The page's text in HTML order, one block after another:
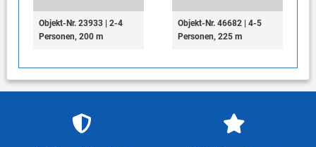
Objekt-Nr. 23933 | 2-4
Personen, 200 m
Objekt-Nr. 46682 | 4-5
Personen, 225 m